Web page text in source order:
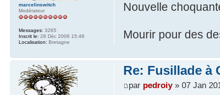
Nouvelle
Mourir pour des
marcelinswitch
Modérateur
Messages: 3265
Inscrit le: 28 Déc 2006 15:48
Localisation: Bretagne
Re: Fusillade à
par pedroiy» 07 Jan